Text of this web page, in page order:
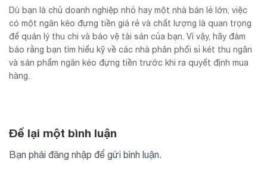
Dù bạn là chủ doanh nghiệp nhỏ hay một nhà bán lẻ lớn, việc
có một ngăn kéo đựng tiền giá rẻ và chất lượng là quan trọng
để quản lý thu chi và bảo vệ tài sản của bạn. Vì vậy, hãy đảm
bảo rằng bạn tìm hiểu kỹ về các nhà phân phối sỉ két thu ngân
và sản phẩm ngăn kéo đựng tiền trước khi ra quyết định mua
hàng.
Để lại một bình luận
Bạn phải đăng nhập để gửi bình luận.